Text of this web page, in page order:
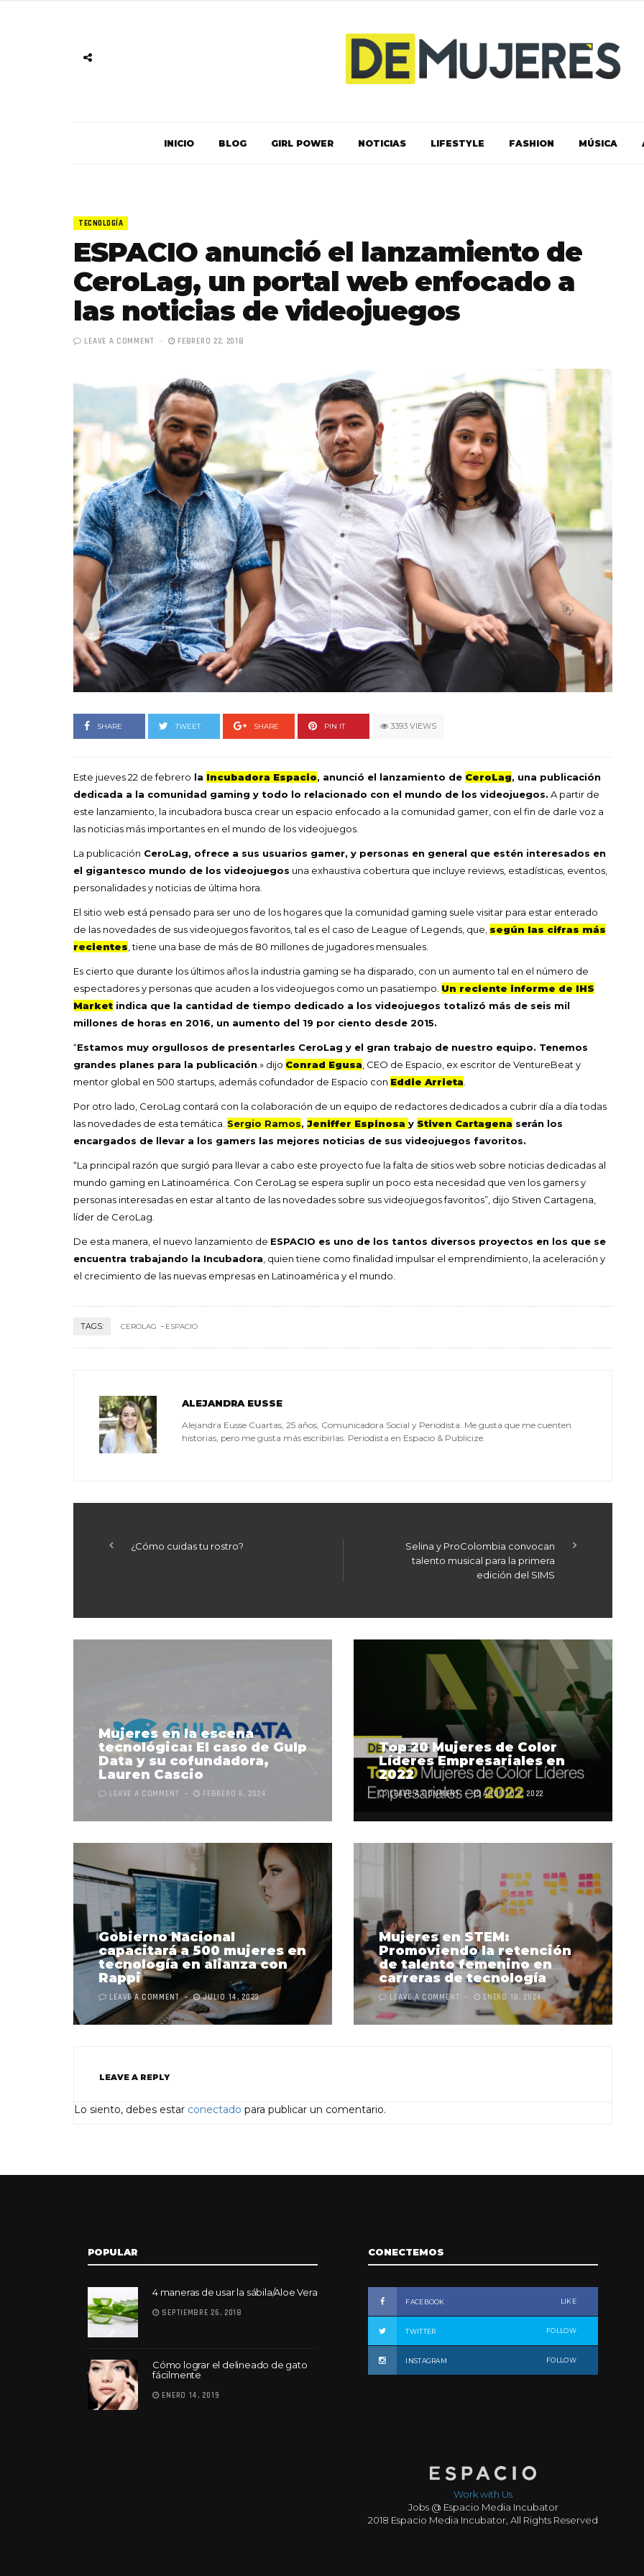
INICIO BLOG GIRL POWER NOTICIAS LIFESTYLE FASHION MÚSICA
TECNOLOGÍA
ESPACIO anunció el lanzamiento de
CeroLag, un portal web enfocado a
las noticias de videojuegos
LEAVE A COMMENT FEBRERO 22, 2018
SHARE TWEET SHARE PIN IT 3393 VIEWS
Este jueves 22 de febrero la Incubadora Espacio, anunció el lanzamiento de CeroLag, una publicación
dedicada a la comunidad gaming y todo lo relacionado con el mundo de los videojuegos. A partir de
este lanzamiento, la incubadora busca crear un espacio enfocado a la comunidad gamer, con el fin de darle voz a
las noticias más importantes en el mundo de los videojuegos.
La publicación CeroLag, ofrece a sus usuarios gamer, y personas en general que estén interesados en
el gigantesco mundo de los videojuegos una exhaustiva cobertura que incluye reviews, estadísticas, eventos,
personalidades y noticias de última hora.
El sitio web está pensado para ser uno de los hogares que la comunidad gaming suele visitar para estar enterado
de las novedades de sus videojuegos favoritos, tal es el caso de League of Legends, que, según las cifras más
recientes , tiene una base de más de 80 millones de jugadores mensuales.
Es cierto que durante los últimos años la industria gaming se ha disparado, con un aumento tal en el número de
espectadores y personas que acuden a los videojuegos como un pasatiempo. Un reciente informe de IHS
Market indica que la cantidad de tiempo dedicado a los videojuegos totalizó más de seis mil
millones de horas en 2016, un aumento del 19 por ciento desde 2015.
“Estamos muy orgullosos de presentarles CeroLag y el gran trabajo de nuestro equipo. Tenemos
grandes planes para la publicación .» dijo Conrad Egusa , CEO de Espacio, ex escritor de VentureBeat y
mentor global en 500 startups, además cofundador de Espacio con Eddie Arrieta
Por otro lado, CeroLag contará con la colaboración de un equipo de redactores dedicados a cubrir día a día todas
las novedades de esta temática. Sergio Ramos, Jeniffer Espinosa y Stiven Cartagena serán los
encargados de llevar a los gamers las mejores noticias de sus videojuegos favoritos.
“La principal razón que surgió para llevar a cabo este proyecto fue la falta de sitios web sobre noticias dedicadas al
mundo gaming en Latinoamérica. Con CeroLag se espera suplir un poco esta necesidad que ven los gamers y
personas interesadas en estar al tanto de las novedades sobre sus videojuegos favoritos”, dijo Stiven Cartagena,
líder de CeroLag.
De esta manera, el nuevo lanzamiento de ESPACIO es uno de los tantos diversos proyectos en los que se
encuentra trabajando la Incubadora , quien tiene como finalidad impulsar el emprendimiento, la aceleración y
el crecimiento de las nuevas empresas en Latinoamérica y el mundo.
TAGS: CEROLAG ESPACIO
ALEJANDRA EUSSE
Alejandra Eusse Cuartas, 25 años, Comunicadora Social y Periodista. Me gusta que me cuenten
historias, pero me gusta más escribirlas. Periodista en Espacio & Publicize.
¿Cómo cuidas tu rostro?
Selina y ProColombia convocan
talento musical para la primera
edición del SIMS
Mujeres en la escena
tecnológica: El caso de Gulp
Data y su cofundadora,
Lauren Cascio
LEAVE A COMMENT FEBRERO 6, 2024
Top 20 Mujeres de Color
Líderes Empresariales en
2022
LEAVE A COMMENT AGOSTO 2, 2022
Gobierno Nacional
capacitará a 500 mujeres en
tecnología en alianza con
Rappi
LEAVE A COMMENT JULIO 14, 2023
Mujeres en STEM:
Promoviendo la retención
de talento femenino en
carreras de tecnología
LEAVE A COMMENT ENERO 18, 2024
LEAVE A REPLY
Lo siento, debes estar conectado para publicar un comentario.
«Bonitas», el nuevo
sencillo de Hendrix y
Goyo un himno por la
vida de las mujeres
LEAVE A COMMENT FEBRERO 16, 2023
Totó la Momposina: el
adiós a la gran
cantadora que llevó las
raíces colombianas al
mundo a través de su
música
MAYO 21, 2026
POPULAR
4 maneras de usar la sábila/Aloe Vera
SEPTIEMBRE 26, 2018
Cómo lograr el delineado de gato
fácilmente
ENERO 14, 2019
CONECTEMOS
FACEBOOK LIKE
TWITTER FOLLOW
INSTAGRAM FOLLOW
Work with Us
Jobs @ Espacio Media Incubator
2018 Espacio Media Incubator, All Rights Reserved